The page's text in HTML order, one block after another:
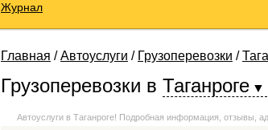
Журнал
Главная /Автоуслуги / Грузоперевозки /
Грузоперевозки в Таганроге
Автоуслуги в Таганроге! Подробная информация, отзывы,